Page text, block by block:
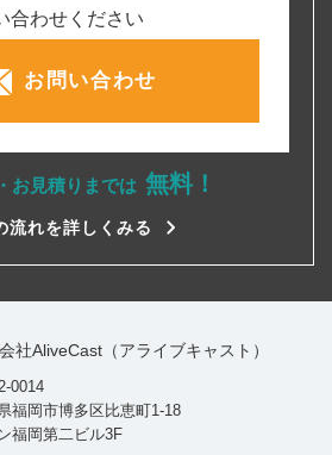
合わせください
お問い合わせ
お見積りまでは 無料！
流れを詳しくみる
社AliveCast（アライブキャスト）
0014
福岡市博多区比恵町1-18
福岡第二ビル3F